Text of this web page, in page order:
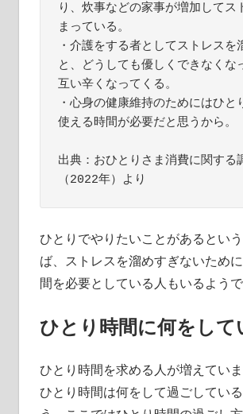
り、炊事などの家事が増加してス
まっている。
・介護をする者としてストレスを
と、どうしても優しくできなくな
互い辛くなってくる。
・心身の健康維持のためにはひと
使える時間が必要だと思うから。
出典：おひとりさま消費に関する
（2022年）より
ひとりでやりたいことがあるとい
ば、ストレスを溜めすぎないため
間を必要としている人もいるようで
ひとり時間に何をして
ひとり時間を求める人が増えてい
ひとり時間は何をして過ごしてい